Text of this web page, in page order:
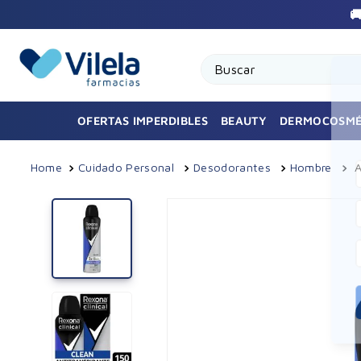
OFERTAS IMPERDIBLES BEAUTY
Cuidado Personal Desodorantes Hombre